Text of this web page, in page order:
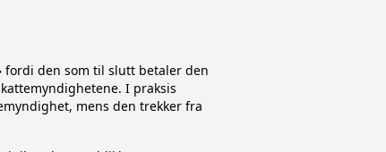
fordi den som til slutt betaler den
I praksis
mens den trekker fra